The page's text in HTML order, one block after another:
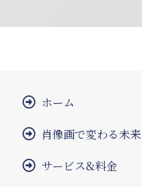
ホーム
肖像画で変わる未来
サービス&料金